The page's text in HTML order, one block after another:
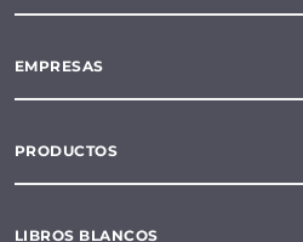
EMPRESAS
PRODUCTOS
LIBROS BLANCOS